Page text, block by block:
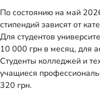
По состоянию на май
стипендий зависят от
Для студентов
10 000 грн в месяц, для
Студенты колледжей и
учащиеся
320 грн.